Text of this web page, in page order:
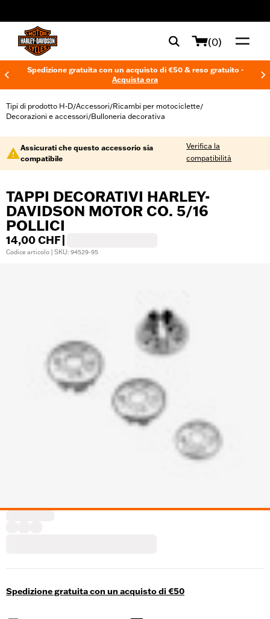
(0)
Spedizione gratuita con un acquisto di €50 & reso gratuito -
Acquista ora
Tipi di prodotto H-D/Accessori/Ricambi per motociclette/
Decorazioni e accessori/Bulloneria decorativa
Assicurati che questo accessorio sia
compatibile
Verifica la
compatibilità
TAPPI DECORATIVI HARLEY-
DAVIDSON MOTOR CO. 5/16
POLLICI
14,00 CHF
Codice articolo | SKU: 94529-95
Spedizione gratuita con un acquisto di €50